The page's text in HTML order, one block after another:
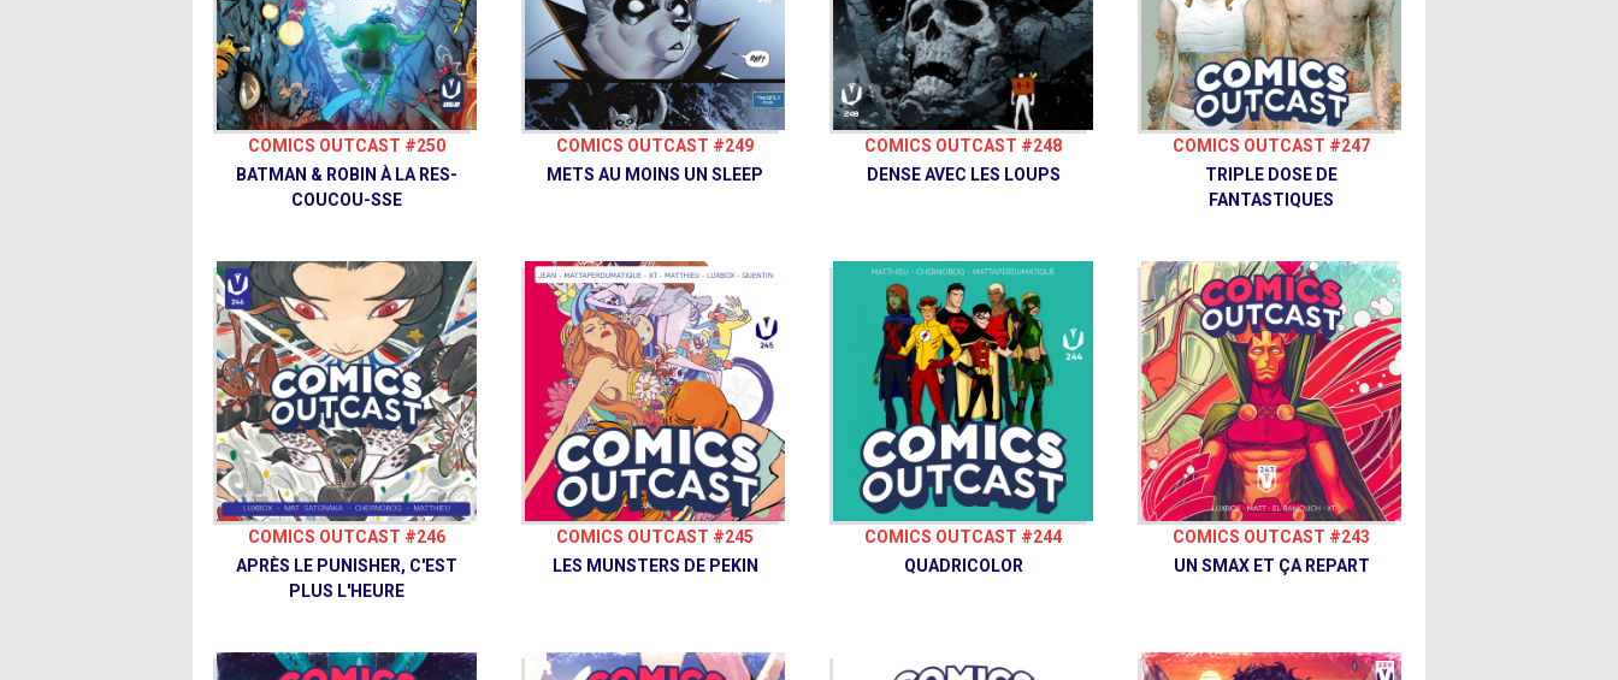
COMICS OUTCAST #250
BATMAN & ROBIN À LA RES-
COUCOU-SSE
COMICS OUTCAST #249
METS AU MOINS UN SLEEP
COMICS OUTCAST #248
DENSE AVEC LES LOUPS
COMICS OUTCAST #247
TRIPLE DOSE DE
FANTASTIQUES
COMICS OUTCAST #246
APRÈS LE PUNISHER, C'EST
PLUS L'HEURE
COMICS OUTCAST #245
LES MUNSTERS DE PEKIN
COMICS OUTCAST #244
QUADRICOLOR
COMICS OUTCAST #243
UN SMAX ET ÇA REPART